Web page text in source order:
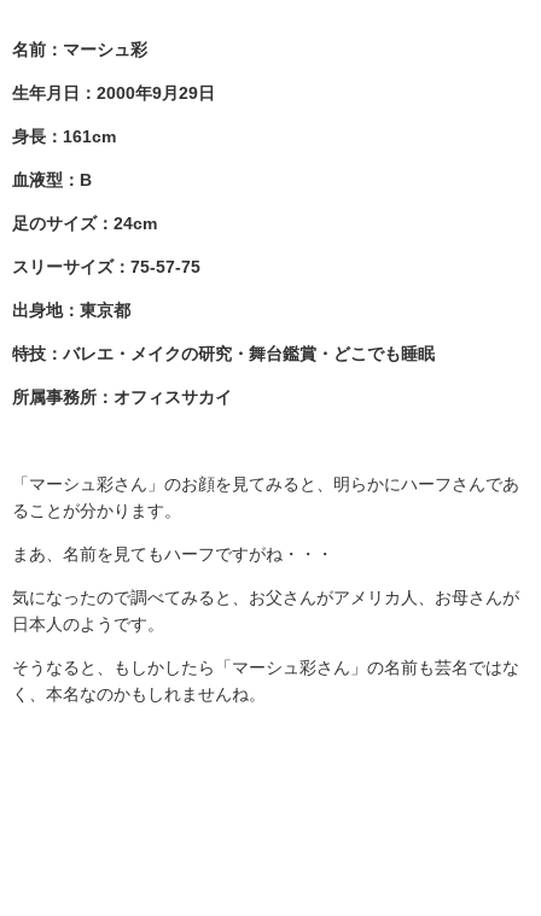
名前：マーシュ彩
生年月日：2000年9月29日
身長：161cm
血液型：B
足のサイズ：24cm
スリーサイズ：75-57-75
出身地：東京都
特技：バレエ・メイクの研究・舞台鑑賞・どこでも睡眠
所属事務所：オフィスサカイ
「マーシュ彩さん」のお顔を見てみると、明らかにハーフさんであ
ることが分かります。
まあ、名前を見てもハーフですがね・・・
気になったので調べてみると、お父さんがアメリカ人、お母さんが
日本人のようです。
そうなると、もしかしたら「マーシュ彩さん」の名前も芸名ではな
く、本名なのかもしれませんね。